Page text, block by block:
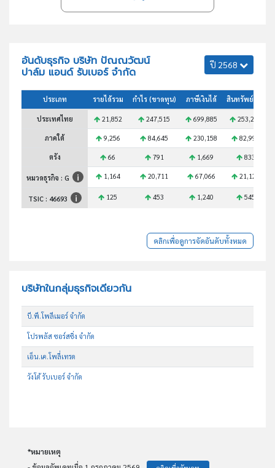
อันดับธุรกิจ บริษัท ปัณณวัฒน์
ปาล์ม แอนด์ รับเบอร์ จำกัด
ปี 2568
ประเภท รายได้รวม กำไร (ขาดทุน) ภาษีเงินได้ สินทรัพย์รวม
ประเทศไทย 21,852 247,515 699,885 253,270
ภาคใต้ 9,256 84,645 230,158 82,999
ตรัง 66 791 1,669 833
หมวดธุรกิจ : G 1,164 20,711 67,066 21,122
TSIC : 46693 125 453 1,240 545
คลิกเพื่อดูการจัดอันดับทั้งหมด
บริษัทในกลุ่มธุรกิจเดียวกัน
บี.พี.โพลีเมอร์ จำกัด
โปรพลัส ซอร์สซิ่ง จำกัด
เอ็น.เค.โพลี่เทรด
วังโต้ รับเบอร์ จำกัด
*หมายเหตุ